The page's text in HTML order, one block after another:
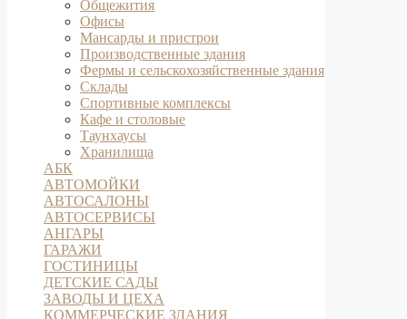
Общежития
Офисы
Мансарды и пристрои
Производственные здания
Фермы и сельскохозяйственные здания
Склады
Спортивные комплексы
Кафе и столовые
Таунхаусы
Хранилища
АБК
АВТОМОЙКИ
АВТОСАЛОНЫ
АВТОСЕРВИСЫ
АНГАРЫ
ГАРАЖИ
ГОСТИНИЦЫ
ДЕТСКИЕ САДЫ
ЗАВОДЫ И ЦЕХА
КОММЕРЧЕСКИЕ ЗДАНИЯ